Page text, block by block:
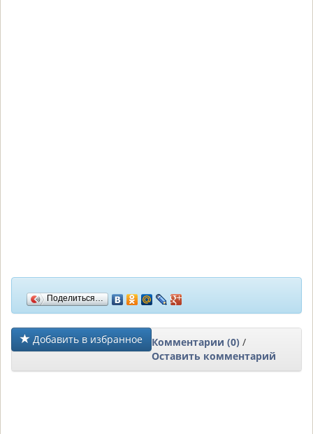
Поделиться…
Добавить в избранное Комментарии (0) /
Оставить комментарий